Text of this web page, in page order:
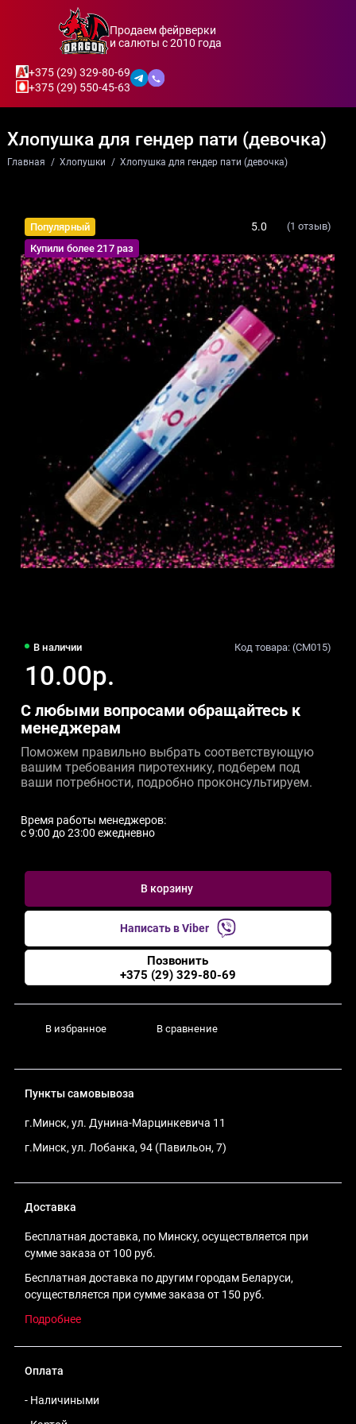
Продаем фейрверки
и салюты с 2010 года
+375 (29) 329-80-69
+375 (29) 550-45-63
Хлопушка для гендер пати (девочка)
Главная Хлопушки Хлопушка для гендер пати (девочка)
Популярный
Купили более 217 раз
5.0 (1 отзыв)
В наличии Код товара: (CM015)
10.00р.
С любыми вопросами обращайтесь к
менеджерам
Поможем правильно выбрать соответствующую
вашим требования пиротехнику, подберем под
ваши потребности, подробно проконсультируем.
Время работы менеджеров:
c 9:00 до 23:00 ежедневно
В корзину
Написать в Viber
Позвонить
+375 (29) 329-80-69
В избранное В сравнение
Доставка
Бесплатная доставка, по Минску, осуществляется при
сумме заказа от 100 руб.
Бесплатная доставка по другим городам Беларуси,
осуществляется при сумме заказа от 150 руб.
Подробнее
Оплата
- Наличиными
Пункты самовывоза
г.Минск, ул. Дунина-Марцинкевича 11
г.Минск, ул. Лобанка, 94 (Павильон, 7)